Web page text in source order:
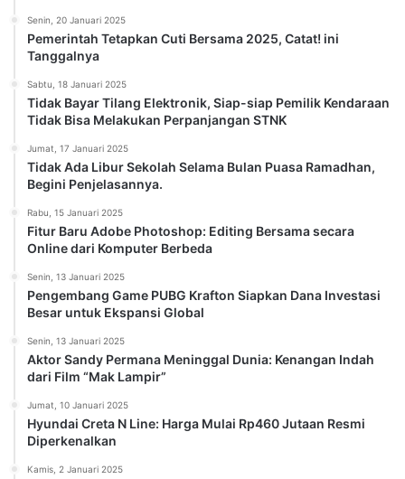
Senin, 20 Januari 2025
Pemerintah Tetapkan Cuti Bersama 2025, Catat! ini
Tanggalnya
Sabtu, 18 Januari 2025
Tidak Bayar Tilang Elektronik, Siap-siap Pemilik Kendaraan
Tidak Bisa Melakukan Perpanjangan STNK
Jumat, 17 Januari 2025
Tidak Ada Libur Sekolah Selama Bulan Puasa Ramadhan,
Begini Penjelasannya.
Rabu, 15 Januari 2025
Fitur Baru Adobe Photoshop: Editing Bersama secara
Online dari Komputer Berbeda
Senin, 13 Januari 2025
Pengembang Game PUBG Krafton Siapkan Dana Investasi
Besar untuk Ekspansi Global
Senin, 13 Januari 2025
Aktor Sandy Permana Meninggal Dunia: Kenangan Indah
dari Film “Mak Lampir”
Jumat, 10 Januari 2025
Hyundai Creta N Line: Harga Mulai Rp460 Jutaan Resmi
Diperkenalkan
Kamis, 2 Januari 2025